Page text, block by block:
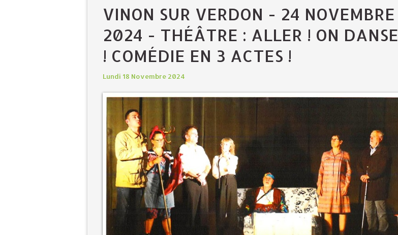
VINON SUR VERDON - 24 NOVEMBRE
2024 - THÉÂTRE : ALLER ! ON DANSE
! COMÉDIE EN 3 ACTES !
Lundi 18 Novembre 2024